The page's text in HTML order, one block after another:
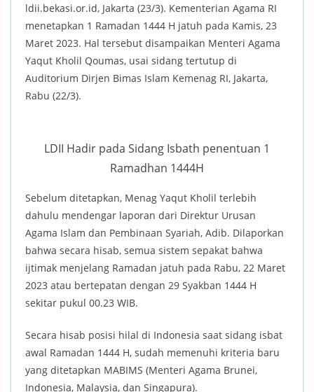
ldii.bekasi.or.id, Jakarta (23/3). Kementerian Agama RI
menetapkan 1 Ramadan 1444 H jatuh pada Kamis, 23
Maret 2023. Hal tersebut disampaikan Menteri Agama
Yaqut Kholil Qoumas, usai sidang tertutup di
Auditorium Dirjen Bimas Islam Kemenag RI, Jakarta,
Rabu (22/3).
LDII Hadir pada Sidang Isbath penentuan 1
Ramadhan 1444H
Sebelum ditetapkan, Menag Yaqut Kholil terlebih
dahulu mendengar laporan dari Direktur Urusan
Agama Islam dan Pembinaan Syariah, Adib. Dilaporkan
bahwa secara hisab, semua sistem sepakat bahwa
ijtimak menjelang Ramadan jatuh pada Rabu, 22 Maret
2023 atau bertepatan dengan 29 Syakban 1444 H
sekitar pukul 00.23 WIB.
Secara hisab posisi hilal di Indonesia saat sidang isbat
awal Ramadan 1444 H, sudah memenuhi kriteria baru
yang ditetapkan MABIMS (Menteri Agama Brunei,
Indonesia, Malaysia, dan Singapura).